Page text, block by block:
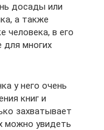
досады или
а также
человека, в его
многих
у него очень
книг и
захватывает
можно увидеть